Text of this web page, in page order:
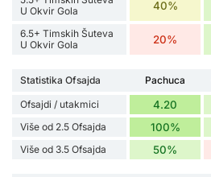
U Okvir Gola
40%
6.5+ Timskih Šuteva
U Okvir Gola
20%
Statistika Ofsajda Pachuca
Ofsajdi / utakmici
4.20
Više od 2.5 Ofsajda 100%
Više od 3.5 Ofsajda 50%